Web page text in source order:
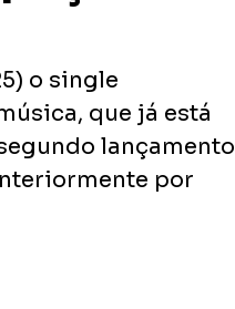
o single
que já está
lançamento
por